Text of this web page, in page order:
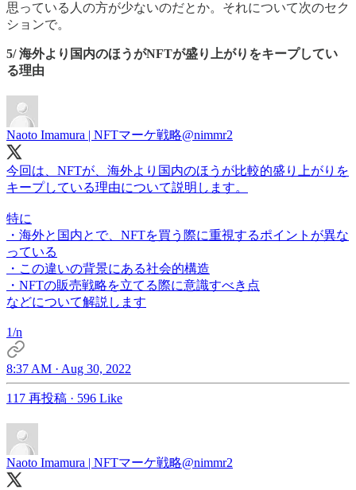
思っている人の方が少ないのだとか。それについて次のセク
ションで。
5/ 海外より国内のほうがNFTが盛り上がりをキープしてい
る理由
Naoto Imamura | NFTマーケ戦略@nimmr2
今回は、NFTが、海外より国内のほうが比較的盛り上がりを
キープしている理由について説明します。
特に
・海外と国内とで、NFTを買う際に重視するポイントが異な
っている
・この違いの背景にある社会的構造
・NFTの販売戦略を立てる際に意識すべき点
などについて解説します
1/n
8:37 AM · Aug 30, 2022
117 再投稿 · 596 Like
Naoto Imamura | NFTマーケ戦略@nimmr2